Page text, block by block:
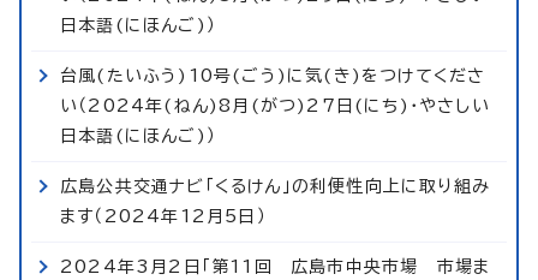
日本語(にほんご)）
台風(たいふう)10号(ごう)に気(き)をつけてくださ
い（2024年(ねん)8月(がつ)27日(にち)・やさしい
日本語(にほんご)）
広島公共交通ナビ「くるけん」の利便性向上に取り組み
ます（2024年12月5日）
2024年3月2日「第11回 広島市中央市場 市場ま